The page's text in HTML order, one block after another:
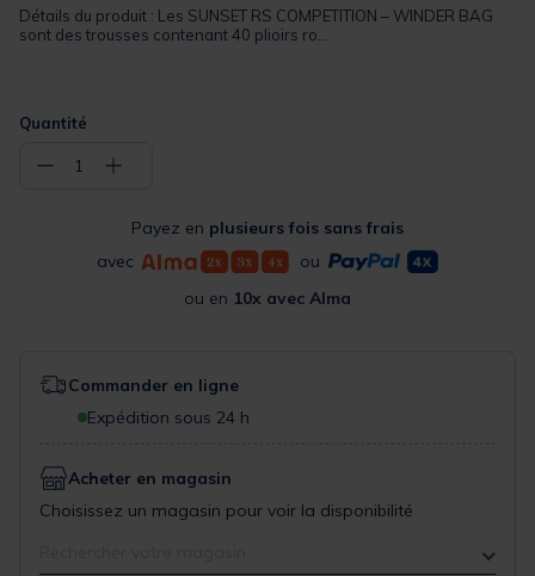
Détails du produit : Les SUNSET RS COMPETITION – WINDER BAG
sont des trousses contenant 40 plioirs ro...
Quantité
− 1 +
Payez en plusieurs fois sans frais
avec
ou
ou en 10x avec Alma
Commander en ligne
Expédition sous 24 h
Acheter en magasin
Choisissez un magasin pour voir la disponibilité